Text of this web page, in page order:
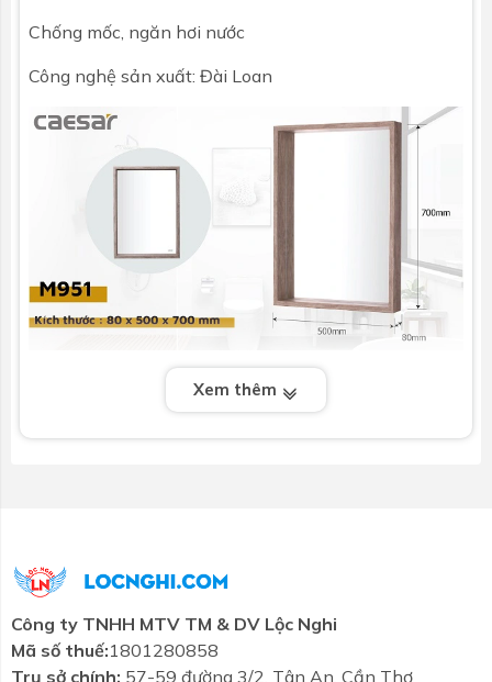
Chống mốc, ngăn hơi nước
Công nghệ sản xuất: Đài Loan
Xem thêm
Công ty TNHH MTV TM & DV Lộc Nghi
Mã số thuế:1801280858
Trụ sở chính: 57-59 đường 3/2, Tân An, Cần Thơ